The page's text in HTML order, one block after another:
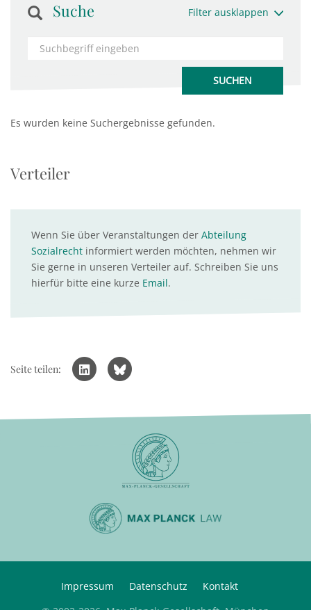
Suche Filter ausklappen
Es wurden keine Suchergebnisse gefunden.
Verteiler
Wenn Sie über Veranstaltungen der Abteilung
Sozialrecht informiert werden möchten, nehmen wir
Sie gerne in unseren Verteiler auf. Schreiben Sie uns
hierfür bitte eine kurze Email.
Seite teilen:
Impressum Datenschutz
Kontakt